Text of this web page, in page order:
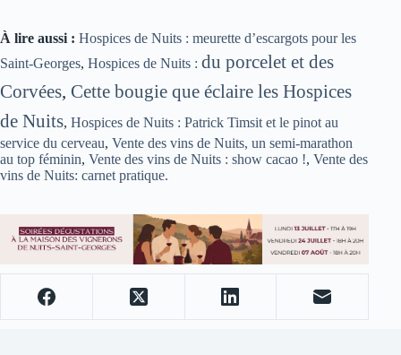
À lire aussi : Hospices de Nuits : meurette d’escargots pour les
Saint-Georges, Hospices de Nuits : du porcelet et des
Corvées, Cette bougie que éclaire les Hospices
de Nuits, Hospices de Nuits : Patrick Timsit et le pinot au
service du cerveau, Vente des vins de Nuits, un semi-marathon
au top féminin, Vente des vins de Nuits : show cacao !, Vente des
vins de Nuits: carnet pratique.